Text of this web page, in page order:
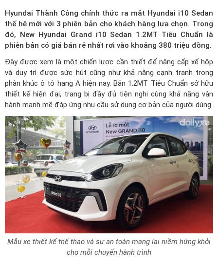
Hyundai Thành Công chính thức ra mắt Hyundai i10 Sedan
thế hệ mới với 3 phiên bản cho khách hàng lựa chọn. Trong
đó, New Hyundai Grand i10 Sedan 1.2MT Tiêu Chuẩn là
phiên bản có giá bán rẻ nhất rơi vào khoảng 380 triệu đồng.
Đây được xem là một chiến lược cần thiết để nâng cấp xế hộp
và duy trì được sức hút cũng như khả năng cạnh tranh trong
phân khúc ô tô hạng A hiện nay. Bản 1.2MT Tiêu Chuẩn sở hữu
thiết kế hiện đại, trang bị đầy đủ tiện nghi cùng khả năng vận
hành mạnh mẽ đáp ứng nhu cầu sử dụng cơ bản của người dùng.
Mẫu xe thiết kế thể thao và sự an toàn mang lại niềm hứng khởi
cho mỗi chuyến hành trình